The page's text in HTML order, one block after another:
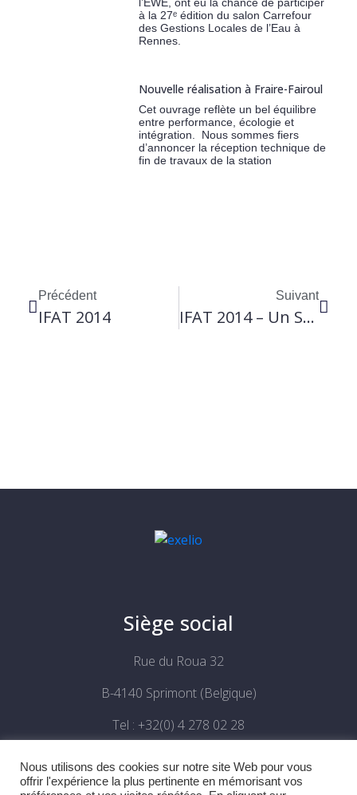
à la 27ᵉ édition du salon Carrefour
des Gestions Locales de l’Eau à
Rennes.
Nouvelle réalisation à Fraire-Fairoul
Cet ouvrage reflète un bel équilibre
entre performance, écologie et
intégration. Nous sommes fiers
d’annoncer la réception technique de
fin de travaux de la station
Précédent
IFAT 2014
Suivant
IFAT 2014 – Un Succès
Siège social
Rue du Roua 32
B-4140 Sprimont (Belgique)
Tel : +32(0) 4 278 02 28
TVA : BE 0886 531 302
Nous utilisons des cookies sur notre site Web pour vous
offrir l'expérience la plus pertinente en mémorisant vos